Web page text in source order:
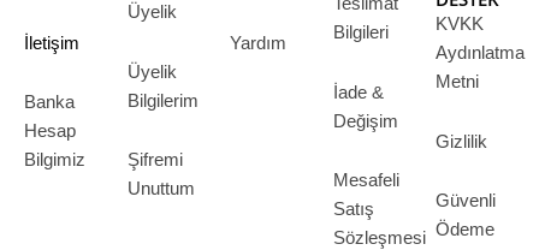
İletişim
Banka
Hesap
Bilgimiz
Üyelik
Üyelik
Bilgilerim
Şifremi
Unuttum
Yardım
Teslimat
Bilgileri
İade &
Değişim
Mesafeli
Satış
Sözleşmesi
KVKK
Aydınlatma
Metni
Gizlilik
Güvenli
Ödeme